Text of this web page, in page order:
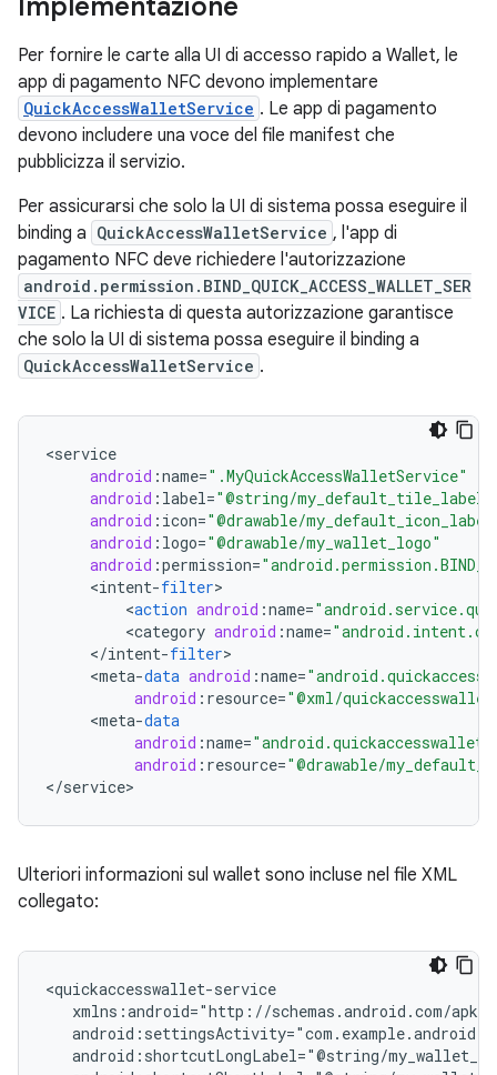
Per fornire le carte alla UI di accesso rapido a Wallet, le
app di pagamento NFC devono implementare
QuickAccessWalletService . Le app di pagamento
devono includere una voce del file manifest che
pubblicizza il servizio.
Per assicurarsi che solo la UI di sistema possa eseguire il
binding a QuickAccessWalletService , l'app di
pagamento NFC deve richiedere l'autorizzazione
android.permission.BIND_QUICK_ACCESS_WALLET_SER
VICE . La richiesta di questa autorizzazione garantisce
che solo la UI di sistema possa eseguire il binding a
QuickAccessWalletService .
<service
android :name=".MyQuickAccessWalletService"
android : label="@string/my_default_tile_label"
android : icon="@drawable/
android : logo="@drawable/my_wallet_logo"
android :permission=
<intent-filter
<action android :name=
<category android :name=
</intent-filter
<meta-data android :name=
android : resource="@xml/
<meta-data
android :name=
android : resource="@drawable/
</service
Ulteriori informazioni sul wallet sono incluse nel file XML
collegato: